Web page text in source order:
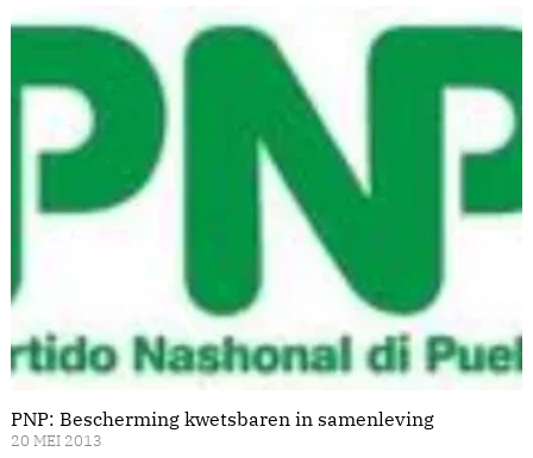
PNP: Bescherming kwetsbaren in samenleving
20 MEI 2013